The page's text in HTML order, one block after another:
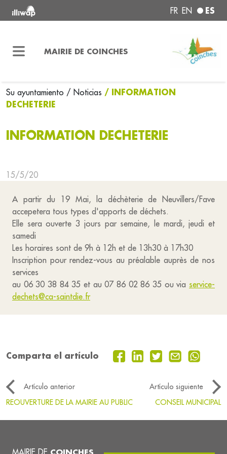
FR EN ES
MAIRIE DE COINCHES
Su ayuntamiento / Noticias / INFORMATION
DECHETERIE
INFORMATION DECHETERIE
15/5/20
A partir du 19 Mai, la déchèterie de Neuvillers/Fave
accepetera tous types d'apports de déchets.
Elle sera ouverte 3 jours par semaine, le mardi, jeudi et
samedi
Les horaires sont de 9h à 12h et de 13h30 à 17h30
Inscription pour rendez-vous au préalable auprès de nos
services
au 06 30 38 84 35 et au 07 86 02 86 35 ou via service-
dechets@ca-saintdie.fr
Comparta el artículo
Artículo anterior
Artículo siguiente
REOUVERTURE DE LA MAIRIE AU PUBLIC
CONSEIL MUNICIPAL